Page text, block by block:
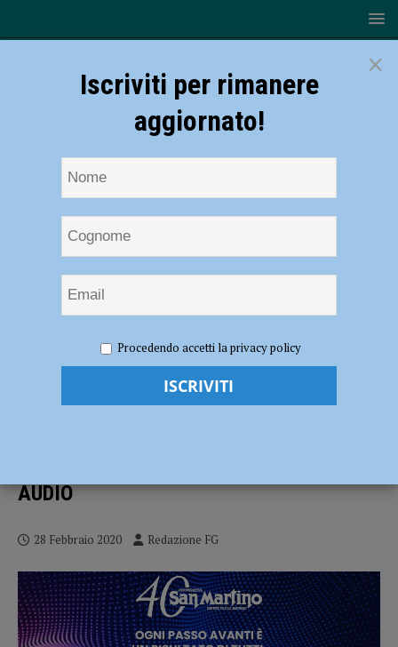
virologo: Ciò che preoccupa è la velocità di diffusione, gli esseri umani
non hanno anticorpi” – AUDIO
Coronavirus, il virologo: Ciò che
AUDIO
28 Febbraio 2020 Redazione FG
×
Iscriviti per rimanere
aggiornato!
Procedendo accetti la privacy policy